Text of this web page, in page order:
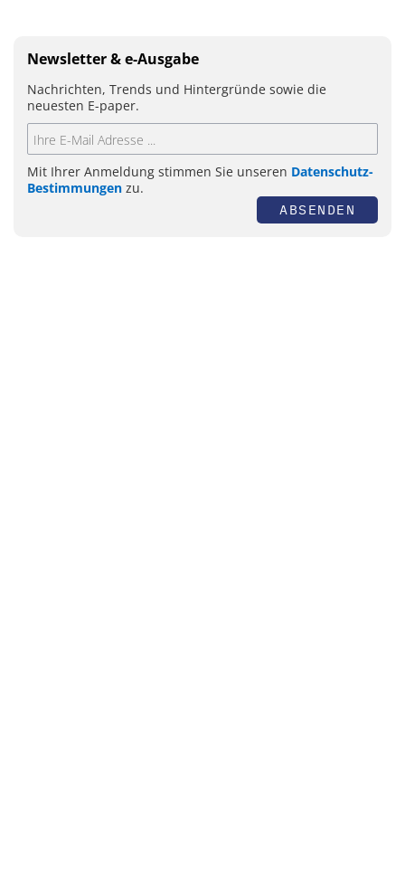
Newsletter & e-Ausgabe
Nachrichten, Trends und Hintergründe sowie die
neuesten E-paper.
Mit Ihrer Anmeldung stimmen Sie unseren Datenschutz-
Bestimmungen zu.
ABSENDEN